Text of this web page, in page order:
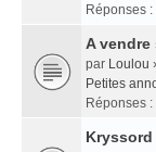
Réponses :
A vendre
par Loulou
Petites
Réponses :
Kryssord